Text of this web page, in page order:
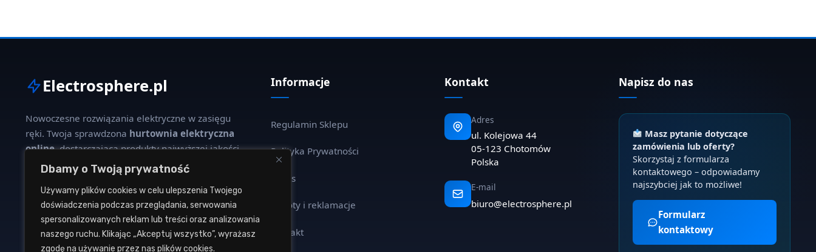
Dbamy o Twoją prywatność
Używamy plików cookies w celu ulepszenia Twojego
doświadczenia podczas przeglądania, serwowania
spersonalizowanych reklam lub treści oraz analizowania
naszego ruchu. Klikając „Akceptuj wszystko”, wyrażasz
zgodę na używanie przez nas plików cookies.
Electrosphere.pl
Nowoczesne rozwiązania elektryczne w zasięgu
ręki. Twoja sprawdzona hurtownia elektryczna
online, dostarczająca produkty najwyższej jakości
dla profesjonalistów i klientów indywidualnych.
W naszej ofercie znajdziesz szeroki wybór kabli,
oświetlenia, aparatury modułowej oraz osprzętu
instalacyjnego od renomowanych producentów.
Informacje
Regulamin Sklepu
Polityka Prywatności
O nas
Zwroty i reklamacje
Kontakt
Kontakt
Adres
ul. Kolejowa 44
05-123 Chotomów
Polska
E-mail
biuro@electrosphere.pl
Napisz do nas
Masz pytanie dotyczące
zamówienia lub oferty?
Skorzystaj z formularza
kontaktowego – odpowiadamy
najszybciej jak to możliwe!
Formularz
kontaktowy